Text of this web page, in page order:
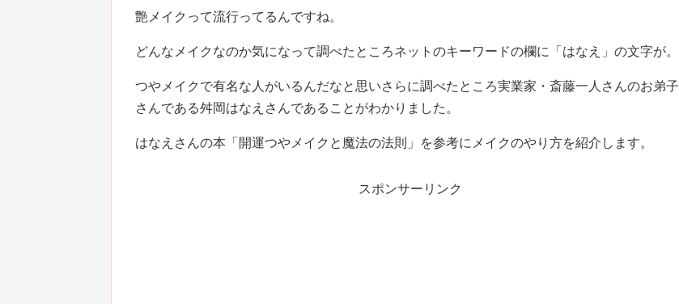
艶メイクって流行ってるんですね。
どんなメイクなのか気になって調べたところネットのキーワードの欄に「はなえ」の文字が。
つやメイクで有名な人がいるんだなと思いさらに調べたところ実業家・斎藤一人さんのお弟子
さんである舛岡はなえさんであることがわかりました。
はなえさんの本「開運つやメイクと魔法の法則」を参考にメイクのやり方を紹介します。
スポンサーリンク